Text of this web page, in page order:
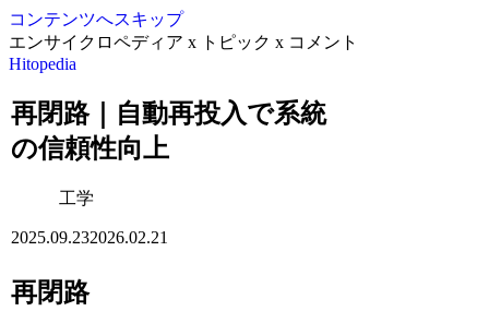
コンテンツへスキップ
エンサイクロペディア x トピック x コメント
Hitopedia
再閉路｜自動再投入で系統
の信頼性向上
工学
2025.09.232026.02.21
再閉路